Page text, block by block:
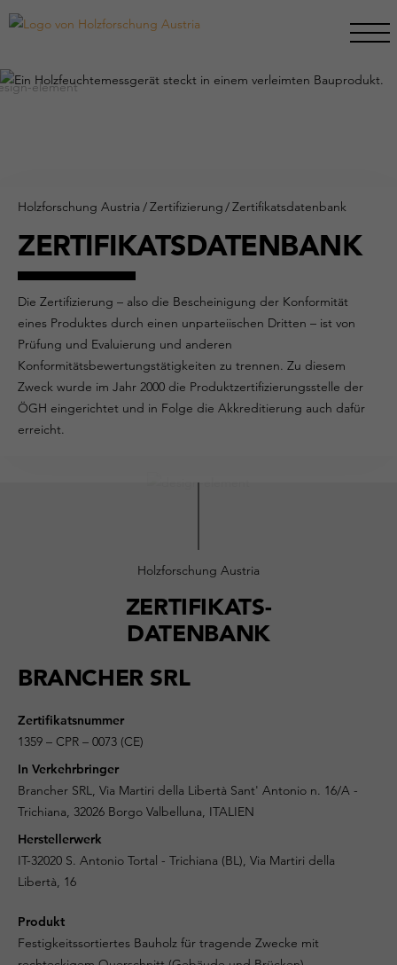
Holzforschung Austria /Zertifizierung/Zertifikatsdatenbank
ZERTIFIKATSDATENBANK
Die Zertifizierung – also die Bescheinigung der Konformität
eines Produktes durch einen unparteiischen Dritten – ist von
Prüfung und Evaluierung und anderen
Konformitätsbewertungstätigkeiten zu trennen. Zu diesem
Zweck wurde im Jahr 2000 die Produktzertifizierungsstelle der
ÖGH eingerichtet und in Folge die Akkreditierung auch dafür
erreicht.
Holzforschung Austria
ZERTIFIKATS-
DATENBANK
BRANCHER SRL
Zertifikatsnummer
1359 – CPR – 0073 (CE)
In Verkehrbringer
Brancher SRL, Via Martiri della Libertà Sant' Antonio n. 16/A -
Trichiana, 32026 Borgo Valbelluna, ITALIEN
Herstellerwerk
IT-32020 S. Antonio Tortal - Trichiana (BL), Via Martiri della
Libertà, 16
Produkt
Festigkeitssortiertes Bauholz für tragende Zwecke mit